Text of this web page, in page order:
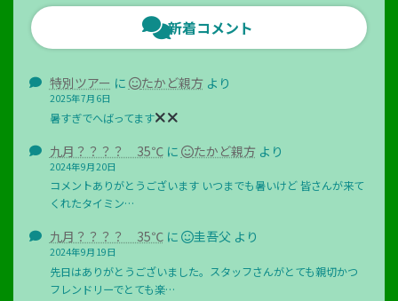
新着コメント
特別ツアー に たかど親方より
2025年7月6日
暑すぎでへばってます
九月？？？？ 35℃に たかど親方より
2024年9月20日
コメントありがとうございます いつまでも暑いけど 皆さんが来て
くれたタイミン…
九月？？？？ 35℃に 圭吾父 より
2024年9月19日
先日はありがとうございました。スタッフさんがとても親切かつ
フレンドリーでとても楽…